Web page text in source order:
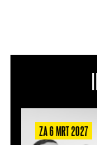
ZA 6 MRT 2027